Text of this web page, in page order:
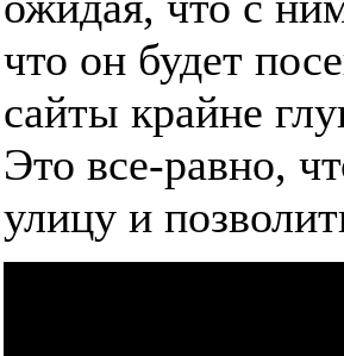
что он будет
сайты крайне
Это все-равно,
улицу и